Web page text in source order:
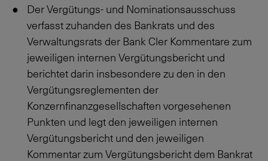
Der Vergütungs- und Nominationsausschuss
verfasst zuhanden des Bankrats und des
Verwaltungsrats der Bank Cler Kommentare zum
jeweiligen internen Vergütungsbericht und
berichtet darin insbesondere zu den in den
Vergütungsreglementen der
Konzernfinanzgesellschaften vorgesehenen
Punkten und legt den jeweiligen internen
Vergütungsbericht und den jeweiligen
Kommentar zum Vergütungsbericht dem Bankrat